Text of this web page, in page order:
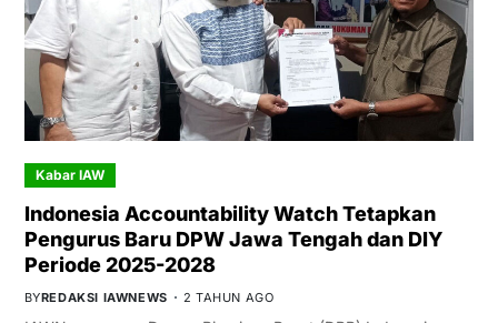
Kabar IAW
Indonesia Accountability Watch Tetapkan
Pengurus Baru DPW Jawa Tengah dan DIY
Periode 2025-2028
BYREDAKSI IAWNEWS 2 TAHUN AGO